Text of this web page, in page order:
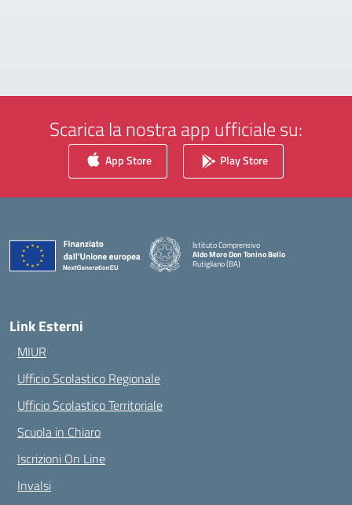
Scarica la nostra app ufficiale su:
App Store Play Store
Istituto Comprensivo
Aldo Moro Don Tonino Bello
Rutigliano (BA)
— Visita la pagina iniziale della scuola
Link Esterni
MIUR
Ufficio Scolastico Regionale
Ufficio Scolastico Territoriale
Scuola in Chiaro
Iscrizioni On Line
Invalsi